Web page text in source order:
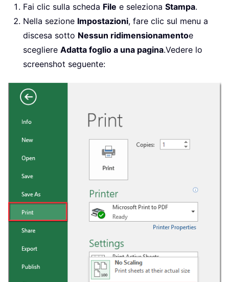
Fai clic sulla scheda File e seleziona Stampa.
Nella sezione Impostazioni, fare clic sul menu a
discesa sotto Nessun ridimensionamentoe
scegliere Adatta foglio a una pagina.Vedere lo
screenshot seguente: